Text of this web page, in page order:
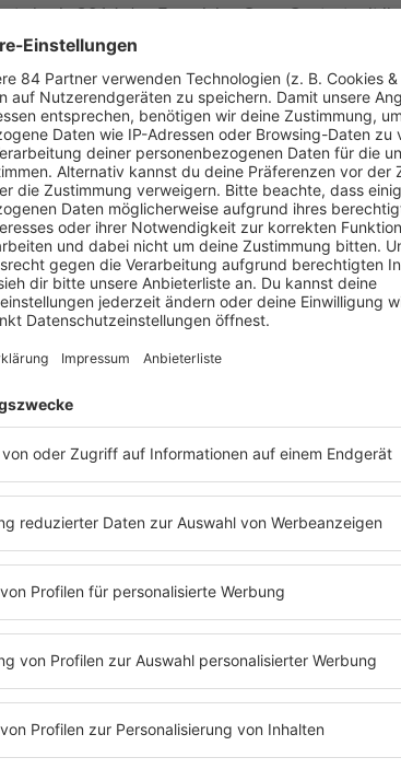
als sie 2014 den Eurovision Song Contest mit
Album heraus.
GESPRÄCHE?
Weiss?Wincent Weissverrät beiBarbara
wäre.OderPodcast#106mitIna Müller
um Themen wie Älterwerden,
News zu Conchita Wurst
04.07.2024
„THE
Matthias
„The Tribute – Die
und wann es losgeht!